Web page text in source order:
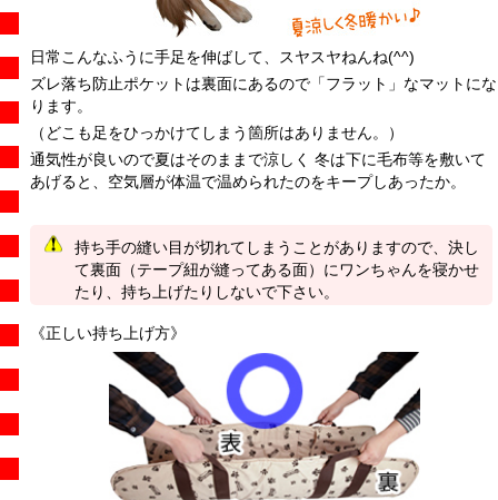
日常こんなふうに手足を伸ばして、スヤスヤねんね(^^)
ズレ落ち防止ポケットは裏面にあるので「フラット」なマットにな
ります。
（どこも足をひっかけてしまう箇所はありません。）
通気性が良いので夏はそのままで涼しく 冬は下に毛布等を敷いて
あげると、空気層が体温で温められたのをキープしあったか。
持ち手の縫い目が切れてしまうことがありますので、決し
て裏面（テープ紐が縫ってある面）にワンちゃんを寝かせ
たり、持ち上げたりしないで下さい。
《正しい持ち上げ方》